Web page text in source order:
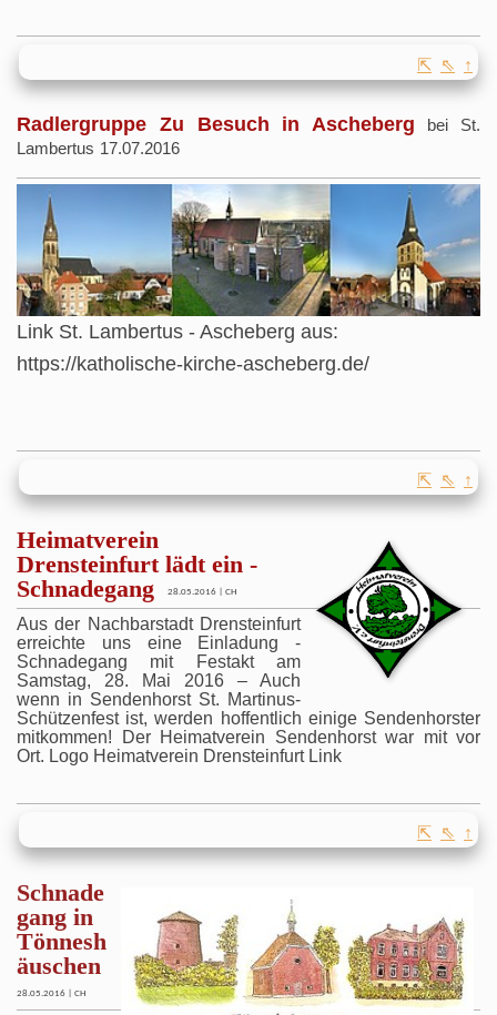
⇱ ⇖ ↑
Radlergruppe Zu Besuch in Ascheberg bei St.
Lambertus 17.07.2016
Link St. Lambertus - Ascheberg aus:
https://katholische-kirche-ascheberg.de/
⇱ ⇖ ↑
Heimatverein
Drensteinfurt lädt ein -
Schnadegang
28.05.2016 | CH
Aus der Nachbarstadt Drensteinfurt
erreichte uns eine Einladung -
Schnadegang mit Festakt am
Samstag, 28. Mai 2016 – Auch
wenn in Sendenhorst St. Martinus-
Schützenfest ist, werden hoffentlich einige Sendenhorster
mitkommen! Der Heimatverein Sendenhorst war mit vor
Ort. Logo Heimatverein Drensteinfurt Link
⇱ ⇖ ↑
Schnade
gang in
Tönnesh
äuschen
28.05.2016 | CH